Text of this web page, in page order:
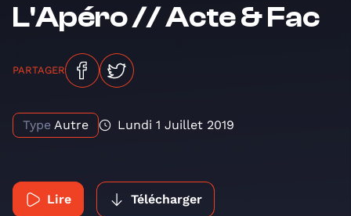
L'Apéro // Acte & Fac
PARTAGER
Type Autre Lundi 1 Juillet 2019
Lire Télécharger